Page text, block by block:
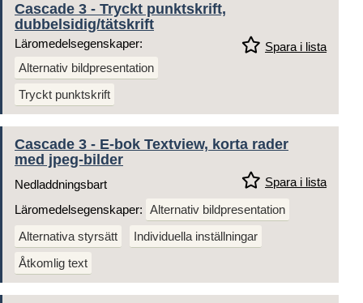
Cascade 3 - Tryckt punktskrift,
dubbelsidig/tätskrift
Spara i lista
Läromedelsegenskaper:
Alternativ bildpresentation
Tryckt punktskrift
Cascade 3 - E-bok Textview, korta rader
med jpeg-bilder
Spara i lista
Nedladdningsbart
Läromedelsegenskaper: Alternativ bildpresentation
Alternativa styrsätt
Individuella inställningar
Åtkomlig text